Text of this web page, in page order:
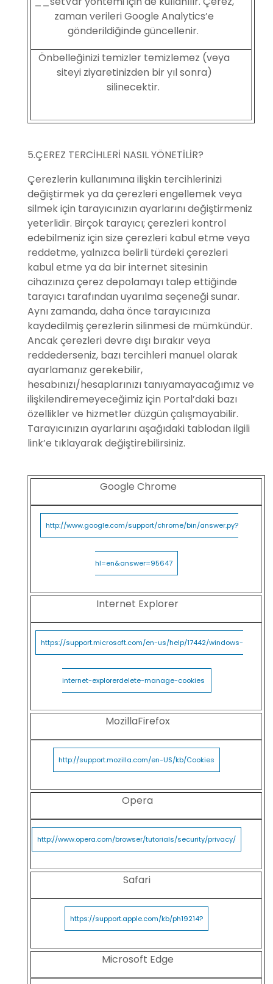
zaman verileri Google Analytics’e
gönderildiğinde güncellenir.
Önbelleğinizi temizler temizlemez (veya
siteyi ziyaretinizden bir yıl sonra)
silinecektir.
5.ÇEREZ TERCİHLERİ NASIL YÖNETİLİR?
Çerezlerin kullanımına ilişkin tercihlerinizi
değiştirmek ya da çerezleri engellemek veya
silmek için tarayıcınızın ayarlarını değiştirmeniz
yeterlidir. Birçok tarayıcı; çerezleri kontrol
edebilmeniz için size çerezleri kabul etme veya
reddetme, yalnızca belirli türdeki çerezleri
kabul etme ya da bir internet sitesinin
cihazınıza çerez depolamayı talep ettiğinde
tarayıcı tarafından uyarılma seçeneği sunar.
Aynı zamanda, daha önce tarayıcınıza
kaydedilmiş çerezlerin silinmesi de mümkündür.
Ancak çerezleri devre dışı bırakır veya
reddederseniz, bazı tercihleri manuel olarak
ayarlamanız gerekebilir,
hesabınızı/hesaplarınızı tanıyamayacağımız ve
ilişkilendiremeyeceğimiz için Portal’daki bazı
özellikler ve hizmetler düzgün çalışmayabilir.
Tarayıcınızın ayarlarını aşağıdaki tablodan ilgili
link’e tıklayarak değiştirebilirsiniz.
Google Chrome
http://www.google.com/support/chrome/bin/answer.py?
hl=en&answer=95647
Internet Explorer
https://support.microsoft.com/en-us/help/17442/windows-
internet-explorerdelete-manage-cookies
MozillaFirefox
http://support.mozilla.com/en-US/kb/Cookies
Opera
http://www.opera.com/browser/tutorials/security/privacy/
Safari
https://support.apple.com/kb/ph19214?
Microsoft Edge